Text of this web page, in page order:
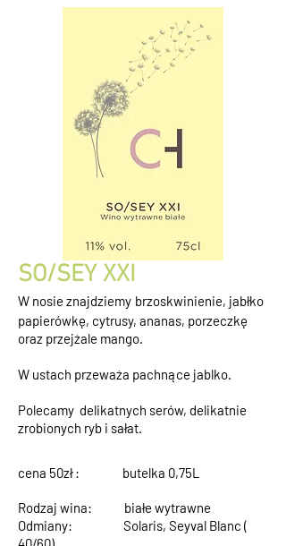
SO/SEY XXI
W nosie znajdziemy brzoskwinienie, jabłko
papierówkę, cytrusy, ananas, porzeczkę
oraz przejżale mango.
W ustach przeważa pachnące jablko.
Polecamy delikatnych serów, delikatnie
zrobionych ryb i sałat.
cena 50zł : butelka 0,75L
Rodzaj wina: białe wytrawne
Odmiany: Solaris, Seyval Blanc (